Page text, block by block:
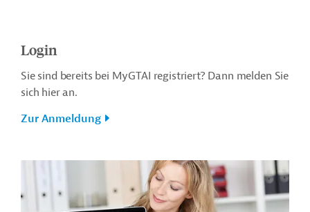
Login
Sie sind bereits bei MyGTAI registriert? Dann melden Sie
sich hier an.
Zur Anmeldung